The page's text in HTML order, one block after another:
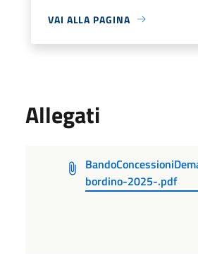
VAI ALLA PAGINA
Allegati
bordino-2025-.pdf